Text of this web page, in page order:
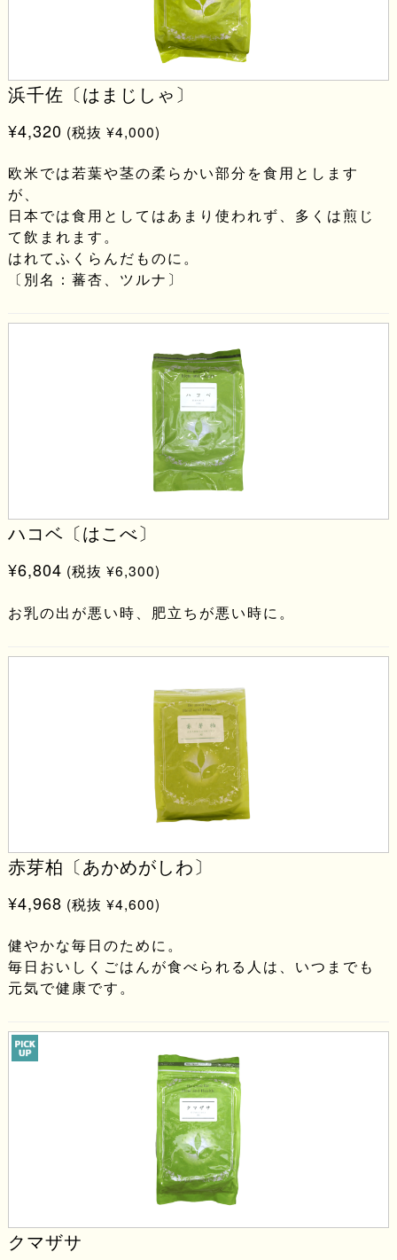
浜千佐〔はまじしゃ〕
¥4,320 (税抜 ¥4,000)
欧米では若葉や茎の柔らかい部分を食用とします
が、
日本では食用としてはあまり使われず、多くは煎じ
て飲まれます。
はれてふくらんだものに。
〔別名：蕃杏、ツルナ〕
ハコベ〔はこべ〕
¥6,804 (税抜 ¥6,300)
お乳の出が悪い時、肥立ちが悪い時に。
赤芽柏〔あかめがしわ〕
¥4,968 (税抜 ¥4,600)
健やかな毎日のために。
毎日おいしくごはんが食べられる人は、いつまでも
元気で健康です。
クマザサ